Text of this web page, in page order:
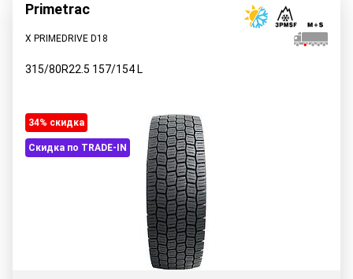
Primetrac
X PRIMEDRIVE D18
315/80R22.5 157/154 L
34% cкидка
Скидка по TRADE-IN